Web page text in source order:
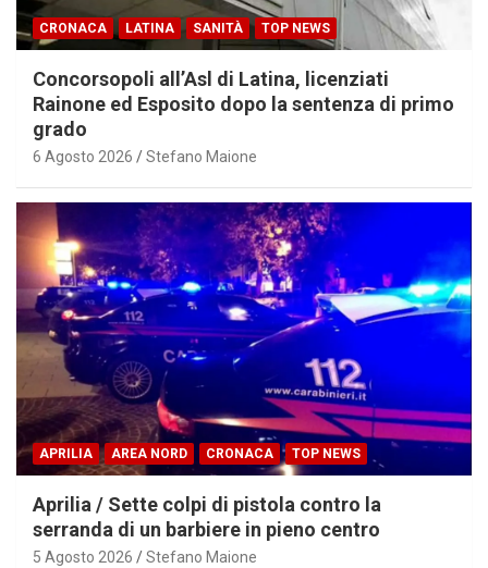
CRONACA LATINA SANITÀ TOP NEWS
Concorsopoli all’Asl di Latina, licenziati
Rainone ed Esposito dopo la sentenza di primo
grado
6 Agosto 2026 Stefano Maione
APRILIA AREA NORD CRONACA TOP NEWS
Aprilia / Sette colpi di pistola contro la
serranda di un barbiere in pieno centro
5 Agosto 2026 Stefano Maione